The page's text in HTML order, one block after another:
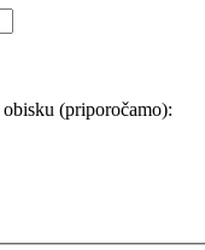
(priporočamo):